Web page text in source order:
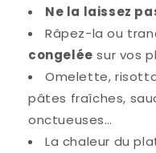
Ne la laissez
Râpez-la ou
congelée sur vos
Omelette,
pâtes fraîches,
onctueuses…
La chaleur du